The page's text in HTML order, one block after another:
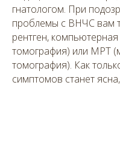
гнатологом. При
проблемы с ВНЧС вам
рентген,
томография) или МРТ
томография). Как
симптомов станет